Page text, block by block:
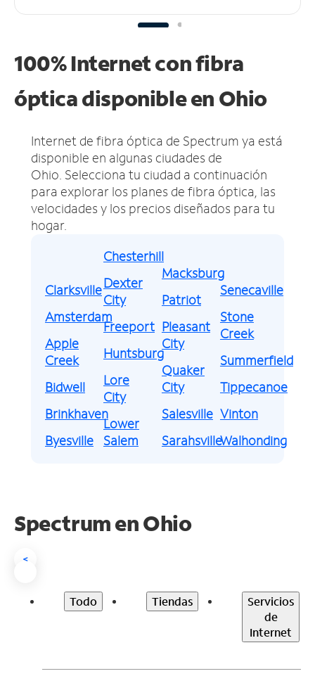
100% Internet con fibra
óptica disponible en Ohio
Internet de fibra óptica de Spectrum ya está
disponible en algunas ciudades de
Ohio. Selecciona tu ciudad a continuación
para explorar los planes de fibra óptica, las
velocidades y los precios diseñados para tu
hogar.
Clarksville
Amsterdam
Apple
Creek
Bidwell
Brinkhaven
Byesville
Chesterhill
Dexter
City
Freeport
Huntsburg
Lore
City
Lower
Salem
Macksburg
Patriot
Pleasant
City
Quaker
City
Salesville
Sarahsville
Senecaville
Stone
Creek
Summerfield
Tippecanoe
Vinton
Walhonding
Spectrum enOhio
<
Todo Tiendas
Servicios
de
Internet